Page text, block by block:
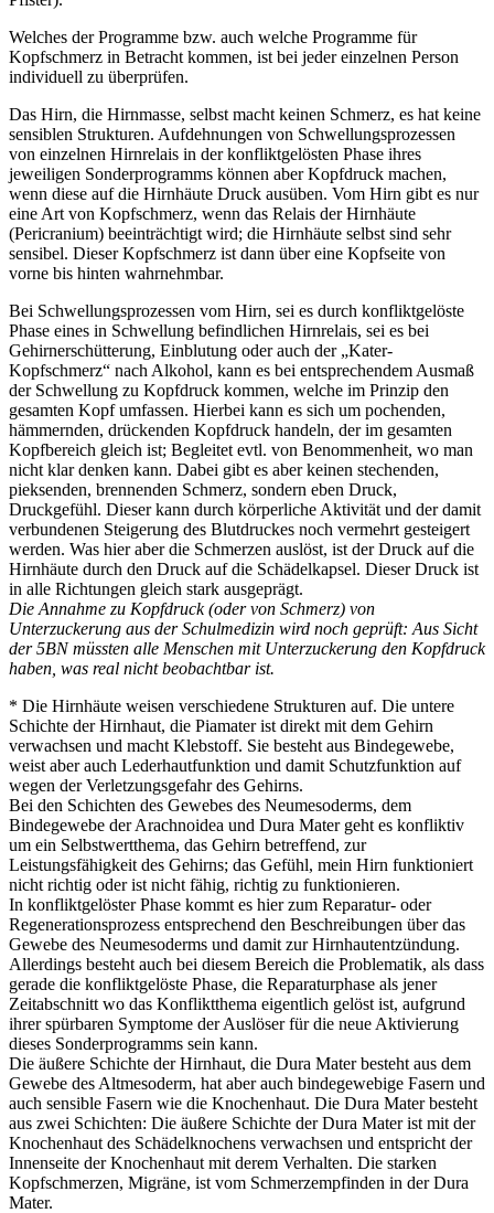
Welches der Programme bzw. auch welche Programme für
Kopfschmerz in Betracht kommen, ist bei jeder einzelnen Person
individuell zu überprüfen.
Das Hirn, die Hirnmasse, selbst macht keinen Schmerz, es hat keine
sensiblen Strukturen. Aufdehnungen von Schwellungsprozessen
von einzelnen Hirnrelais in der konfliktgelösten Phase ihres
jeweiligen Sonderprogramms können aber Kopfdruck machen,
wenn diese auf die Hirnhäute Druck ausüben. Vom Hirn gibt es nur
eine Art von Kopfschmerz, wenn das Relais der Hirnhäute
(Pericranium) beeinträchtigt wird; die Hirnhäute selbst sind sehr
sensibel. Dieser Kopfschmerz ist dann über eine Kopfseite von
vorne bis hinten wahrnehmbar.
Bei Schwellungsprozessen vom Hirn, sei es durch konfliktgelöste
Phase eines in Schwellung befindlichen Hirnrelais, sei es bei
Gehirnerschütterung, Einblutung oder auch der „Kater-
Kopfschmerz“ nach Alkohol, kann es bei entsprechendem Ausmaß
der Schwellung zu Kopfdruck kommen, welche im Prinzip den
gesamten Kopf umfassen. Hierbei kann es sich um pochenden,
hämmernden, drückenden Kopfdruck handeln, der im gesamten
Kopfbereich gleich ist; Begleitet evtl. von Benommenheit, wo man
nicht klar denken kann. Dabei gibt es aber keinen stechenden,
pieksenden, brennenden Schmerz, sondern eben Druck,
Druckgefühl. Dieser kann durch körperliche Aktivität und der damit
verbundenen Steigerung des Blutdruckes noch vermehrt gesteigert
werden. Was hier aber die Schmerzen auslöst, ist der Druck auf die
Hirnhäute durch den Druck auf die Schädelkapsel. Dieser Druck ist
in alle Richtungen gleich stark ausgeprägt.
Die Annahme zu Kopfdruck (oder von Schmerz) von
Unterzuckerung aus der Schulmedizin wird noch geprüft: Aus Sicht
der 5BN müssten alle Menschen mit Unterzuckerung den Kopfdruck
haben, was real nicht beobachtbar ist.
* Die Hirnhäute weisen verschiedene Strukturen auf. Die untere
Schichte der Hirnhaut, die Piamater ist direkt mit dem Gehirn
verwachsen und macht Klebstoff. Sie besteht aus Bindegewebe,
weist aber auch Lederhautfunktion und damit Schutzfunktion auf
wegen der Verletzungsgefahr des Gehirns.
Bei den Schichten des Gewebes des Neumesoderms, dem
Bindegewebe der Arachnoidea und Dura Mater geht es konfliktiv
um ein Selbstwertthema, das Gehirn betreffend, zur
Leistungsfähigkeit des Gehirns; das Gefühl, mein Hirn funktioniert
nicht richtig oder ist nicht fähig, richtig zu funktionieren.
In konfliktgelöster Phase kommt es hier zum Reparatur- oder
Regenerationsprozess entsprechend den Beschreibungen über das
Gewebe des Neumesoderms und damit zur Hirnhautentzündung.
Allerdings besteht auch bei diesem Bereich die Problematik, als dass
gerade die konfliktgelöste Phase, die Reparaturphase als jener
Zeitabschnitt wo das Konfliktthema eigentlich gelöst ist, aufgrund
ihrer spürbaren Symptome der Auslöser für die neue Aktivierung
dieses Sonderprogramms sein kann.
Die äußere Schichte der Hirnhaut, die Dura Mater besteht aus dem
Gewebe des Altmesoderm, hat aber auch bindegewebige Fasern und
auch sensible Fasern wie die Knochenhaut. Die Dura Mater besteht
aus zwei Schichten: Die äußere Schichte der Dura Mater ist mit der
Knochenhaut des Schädelknochens verwachsen und entspricht der
Innenseite der Knochenhaut mit derem Verhalten. Die starken
Kopfschmerzen, Migräne, ist vom Schmerzempfinden in der Dura
Mater.